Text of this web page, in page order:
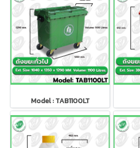
Model : TAB1100LT